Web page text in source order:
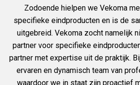
Zodoende hielpen we Vekoma
specifieke eindproducten en is de
uitgebreid. Vekoma zocht namelijk
partner voor specifieke
partner met expertise uit de praktijk.
ervaren en dynamisch team van
waardoor we in staat zijn proactief